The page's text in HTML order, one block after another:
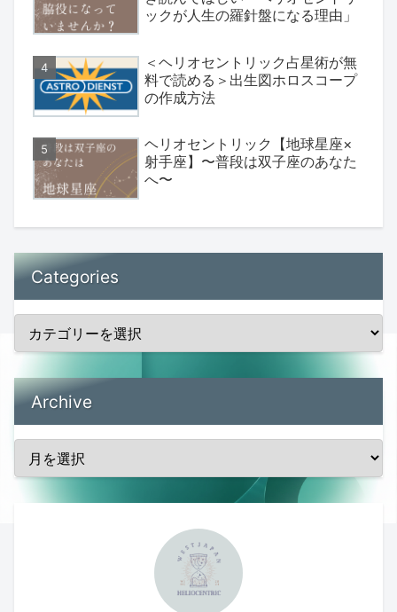
ックが人生の羅針盤になる理由」
＜ヘリオセントリック占星術が無
料で読める＞出生図ホロスコープ
の作成方法
ヘリオセントリック【地球星座×
射手座】〜普段は双子座のあなた
へ〜
Categories
Archive